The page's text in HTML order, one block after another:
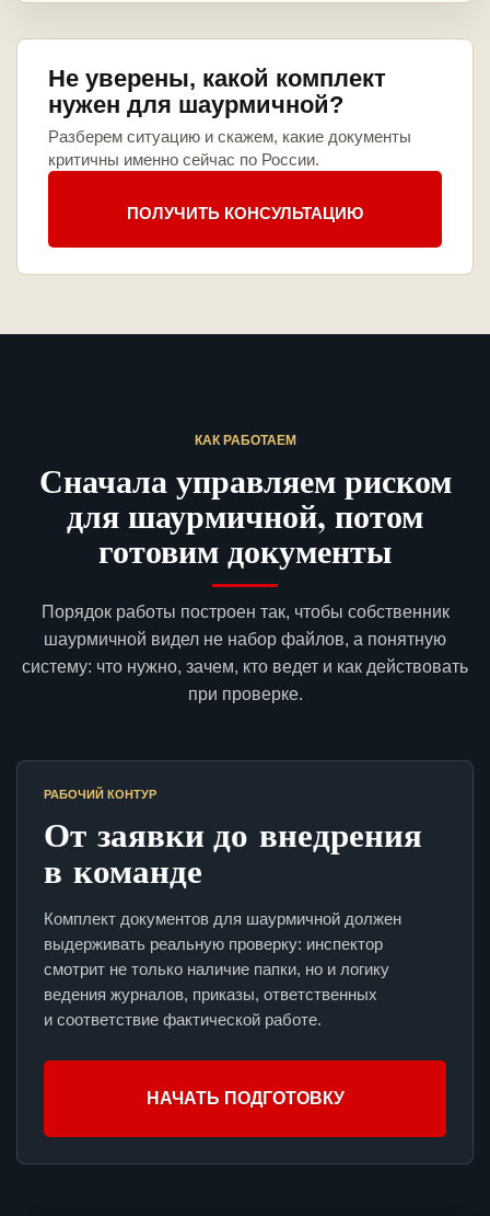
Не уверены, какой комплект
нужен для шаурмичной?
Разберем ситуацию и скажем, какие документы
критичны именно сейчас по России.
ПОЛУЧИТЬ КОНСУЛЬТАЦИЮ
КАК РАБОТАЕМ
Сначала управляем риском
для шаурмичной, потом
готовим документы
Порядок работы построен так, чтобы собственник
шаурмичной видел не набор файлов, а понятную
систему: что нужно, зачем, кто ведет и как действовать
при проверке.
РАБОЧИЙ КОНТУР
От заявки до внедрения
в команде
Комплект документов для шаурмичной должен
выдерживать реальную проверку: инспектор
смотрит не только наличие папки, но и логику
ведения журналов, приказы, ответственных
и соответствие фактической работе.
НАЧАТЬ ПОДГОТОВКУ